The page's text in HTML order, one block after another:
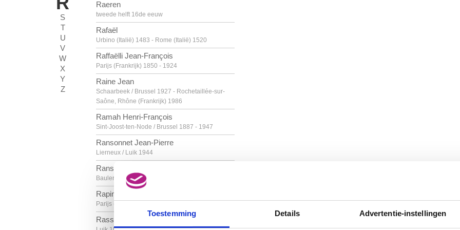
Toestemming Details Advertentie-instellingen
S
T
U
V
W
X
Y
Z
Raeren
tweede helft 16de eeuw
Rafaël
Urbino (Italië) 1483 - Rome (Italië) 1520
Raffaëlli Jean-François
Parijs (Frankrijk) 1850 - 1924
Raine Jean
Schaarbeek / Brussel 1927 - Rochetaillée-sur-
Saône, Rhône (Frankrijk) 1986
Ramah Henri-François
Sint-Joost-ten-Node / Brussel 1887 - 1947
Ransonnet Jean-Pierre
Lierneux / Luik 1944
Ransy Jean
Baulers / Nijvel 1910 - Jumet / Charleroi 1991
Rapin Maurice
Parijs (Frankrijk) 1927 - ? 2000
Rassenfosse Armand